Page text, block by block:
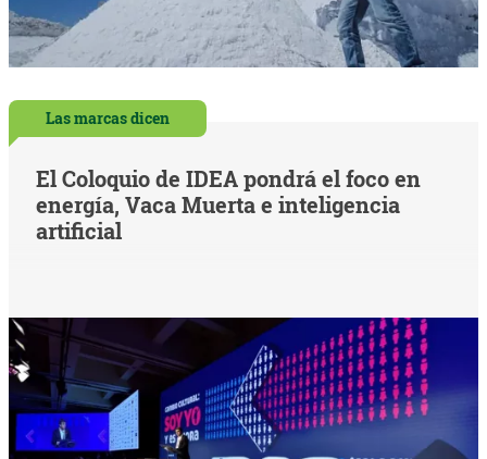
Las marcas dicen
El Coloquio de IDEA pondrá el foco en
energía, Vaca Muerta e inteligencia
artificial